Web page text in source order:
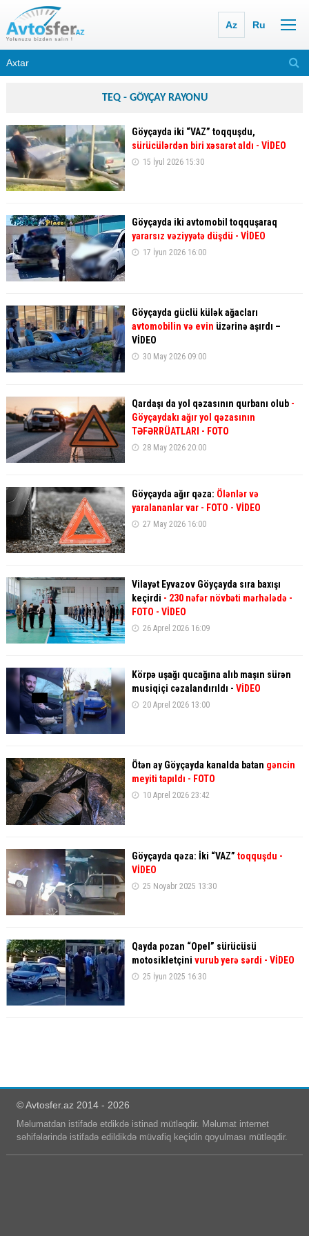
Az Ru
TEQ - GÖYÇAY RAYONU
Göyçayda iki “VAZ” toqquşdu,
sürücülərdən biri xəsarət aldı - VİDEO
15 İyul 2026 15:30
Göyçayda iki avtomobil toqquşaraq
yararsız vəziyyətə düşdü - VİDEO
17 İyun 2026 16:00
Göyçayda güclü külək ağacları
avtomobilin və evin üzərinə aşırdı –
VİDEO
30 May 2026 09:00
Qardaşı da yol qəzasının qurbanı olub -
Göyçaydakı ağır yol qəzasının
TƏFƏRRÜATLARI - FOTO
28 May 2026 20:00
Göyçayda ağır qəza: Ölənlər və
yaralananlar var - FOTO - VİDEO
27 May 2026 16:00
Vilayət Eyvazov Göyçayda sıra baxışı
keçirdi - 230 nəfər növbəti mərhələdə -
FOTO - VİDEO
26 Aprel 2026 16:09
Körpə uşağı qucağına alıb maşın sürən
musiqiçi cəzalandırıldı - VİDEO
20 Aprel 2026 13:00
Ötən ay Göyçayda kanalda batan gəncin
meyiti tapıldı - FOTO
10 Aprel 2026 23:42
Göyçayda qəza: İki “VAZ” toqquşdu -
VİDEO
25 Noyabr 2025 13:30
Qayda pozan “Opel” sürücüsü
motosikletçini vurub yerə sərdi - VİDEO
25 İyun 2025 16:30
© Avtosfer.az 2014 - 2026
Məlumatdan istifadə etdikdə istinad mütləqdir. Məlumat internet
səhifələrində istifadə edildikdə müvafiq keçidin qoyulması mütləqdir.